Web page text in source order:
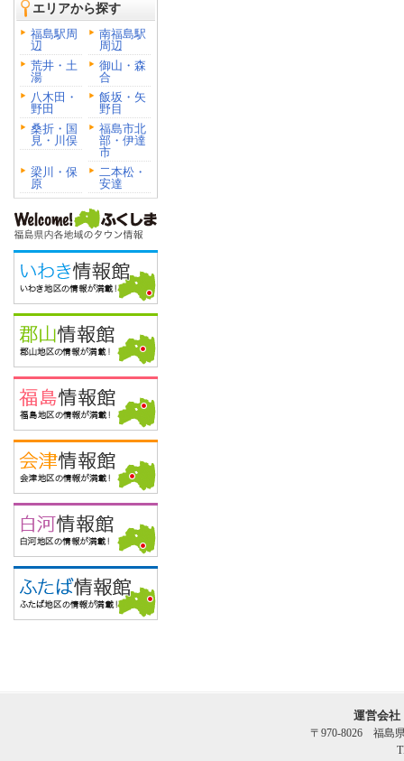
エリアから探す
福島駅周
辺
南福島駅
周辺
荒井・土
湯
御山・森
合
八木田・
野田
飯坂・矢
野目
桑折・国
見・川俣
福島市北
部・伊達
市
梁川・保
原
二本松・
安達
運営会
〒970-8026 福島